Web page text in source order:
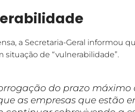
a Secretaria-Geral informou
situação de “vulnerabilidade”.
do prazo
as empresas que estão